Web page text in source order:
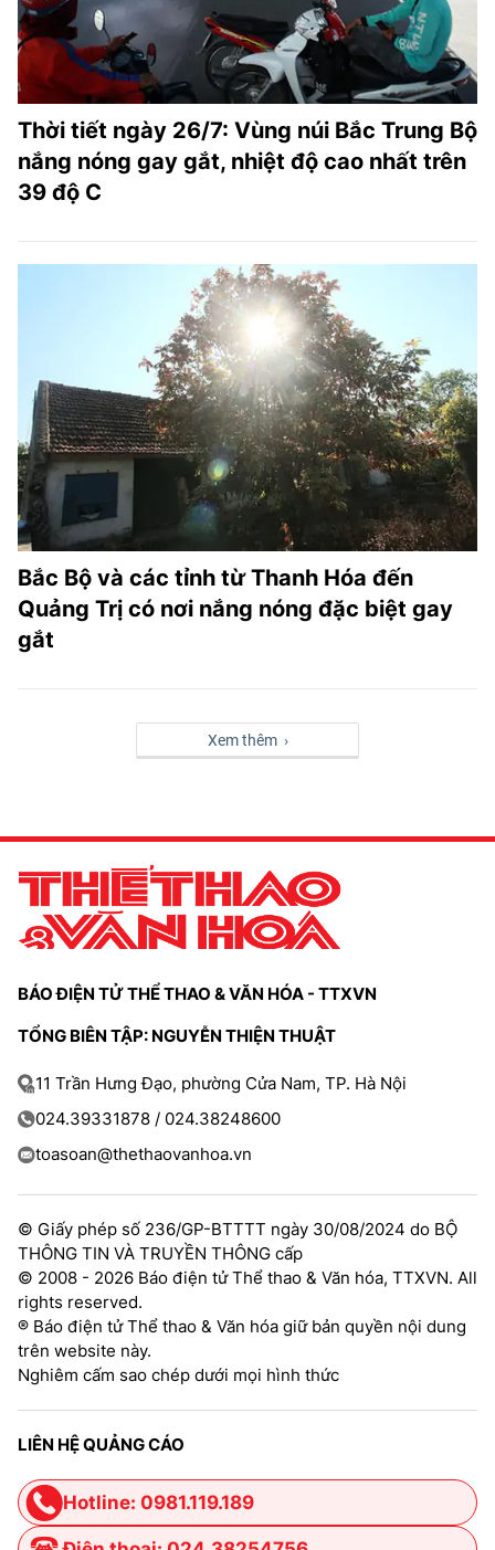
Thời tiết ngày 26/7: Vùng núi Bắc Trung Bộ
nắng nóng gay gắt, nhiệt độ cao nhất trên
39 độ C
Bắc Bộ và các tỉnh từ Thanh Hóa đến
Quảng Trị có nơi nắng nóng đặc biệt gay
gắt
Xem thêm ›
BÁO ĐIỆN TỬ THỂ THAO & VĂN HÓA - TTXVN
TỔNG BIÊN TẬP: NGUYỄN THIỆN THUẬT
11 Trần Hưng Đạo, phường Cửa Nam, TP. Hà Nội
024.39331878 / 024.38248600
toasoan@thethaovanhoa.vn
© Giấy phép số 236/GP-BTTTT ngày 30/08/2024 do BỘ
THÔNG TIN VÀ TRUYỀN THÔNG cấp
© 2008 - 2026 Báo điện tử Thể thao & Văn hóa, TTXVN. All
rights reserved.
® Báo điện tử Thể thao & Văn hóa giữ bản quyền nội dung
trên website này.
Nghiêm cấm sao chép dưới mọi hình thức
LIÊN HỆ QUẢNG CÁO
Hotline: 0981.119.189